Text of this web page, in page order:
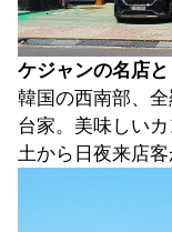
ケジャンの名店と
韓国の西南部、
台家。美味しい
土から日夜来店客